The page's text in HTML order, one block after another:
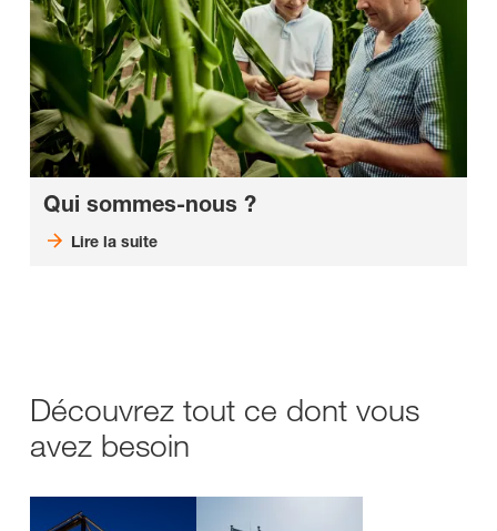
Qui sommes-nous ?
Lire la suite
Découvrez tout ce dont vous
avez besoin